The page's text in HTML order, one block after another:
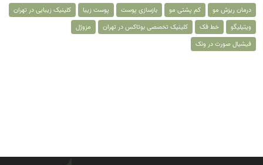
درمان ریزش مو کم پشتی مو بازسازی پوست پوست زیبا
کلینیک زیبایی در تهران
ویتیلیگو
خط فک کلینیک تخصصی بوتاکس در تهران
مزوژل
فیشیال صورت در ونک